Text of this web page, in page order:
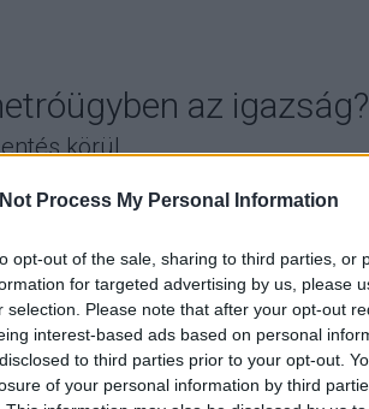
Process My Personal Information
opt-out of the sale, sharing to third parties, or
for targeted advertising by us, please
selection. Please note that after your opt-out
interest-based ads based on personal
to third parties prior to your opt-out.
of your personal information by third
az igazság?
körül
mi a baja az unió csalás elleni
szeretnénk tudni, tényleg lenyúlt-e valaki
költött pénzből. Tisztánlátás helyett